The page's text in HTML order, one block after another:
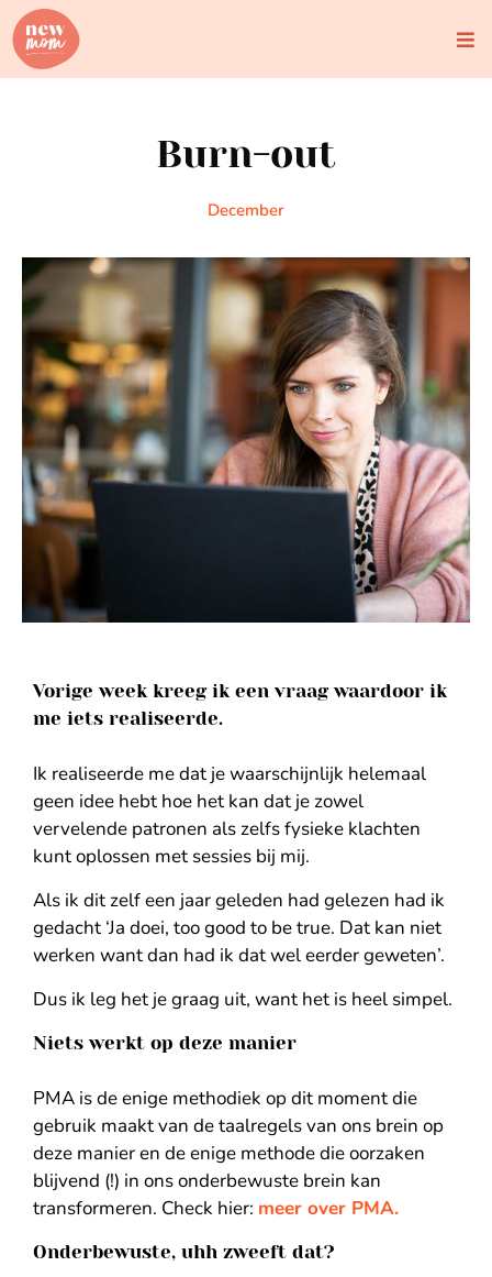
Skip
to
content
Burn-out
December
Vorige week kreeg ik een vraag waardoor ik
me iets realiseerde.
Ik realiseerde me dat je waarschijnlijk helemaal
geen idee hebt hoe het kan dat je zowel
vervelende patronen als zelfs fysieke klachten
kunt oplossen met sessies bij mij.
Als ik dit zelf een jaar geleden had gelezen had ik
gedacht ‘Ja doei, too good to be true. Dat kan niet
werken want dan had ik dat wel eerder geweten’.
Dus ik leg het je graag uit, want het is heel simpel.
Niets werkt op deze manier
PMA is de enige methodiek op dit moment die
gebruik maakt van de taalregels van ons brein op
deze manier en de enige methode die oorzaken
blijvend (!) in ons onderbewuste brein kan
transformeren. Check hier: meer over PMA.
Onderbewuste, uhh zweeft dat?